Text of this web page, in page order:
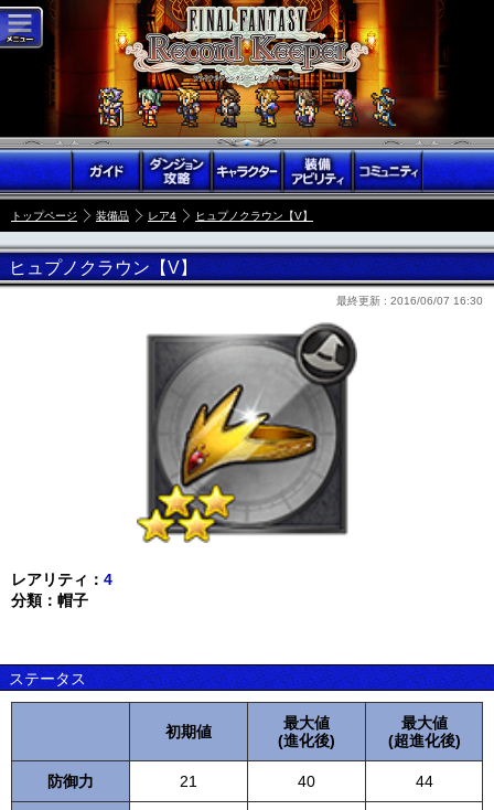
トップページ 装備品 レア4 ヒュプノクラウン【V】
ヒュプノクラウン【V】
最終更新 : 2016/06/07 16:30
レアリティ： 4
分類：帽子
ステータス
初期値
最大値
(進化後)
最大値
(超進化後)
防御力 21 40 44